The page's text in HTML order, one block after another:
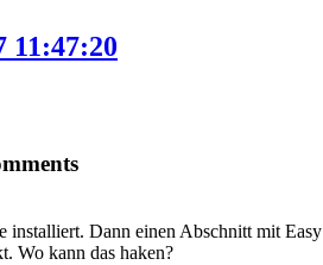
11:47:20
installiert. Dann einen Abschnitt mit
Wo kann das haken?